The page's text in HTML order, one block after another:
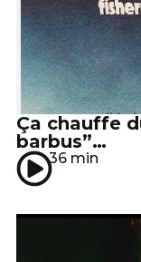
Ça chauffe
barbus”…
36 min